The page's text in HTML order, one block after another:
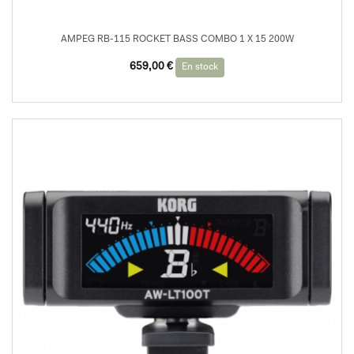
AMPEG RB-115 ROCKET BASS COMBO 1 X 15 200W
659,00 € En stock